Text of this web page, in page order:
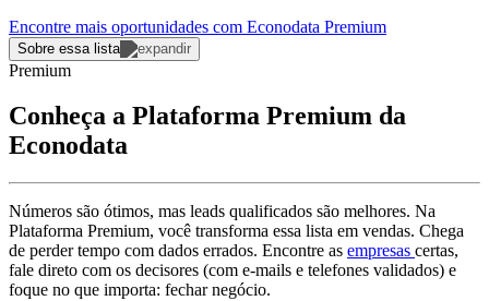
Encontre mais oportunidades com Econodata Premium
Sobre essa lista
Premium
Conheça a Plataforma Premium da
Econodata
Números são ótimos, mas leads qualificados são melhores. Na
Plataforma Premium, você transforma essa lista em vendas. Chega
de perder tempo com dados errados. Encontre as empresas certas,
fale direto com os decisores (com e-mails e telefones validados) e
foque no que importa: fechar negócio.